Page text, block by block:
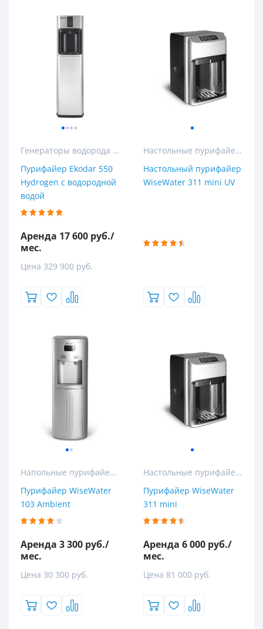
Генераторы водорода и пурифайеры с водородом
Пурифайер Ekodar 550
Hydrogen с водородной
водой
Аренда 17 600 руб./
мес.
Цена 329 900 руб.
Настольные пурифайеры
Настольный пурифайер
WiseWater 311 mini UV
Напольные пурифайеры
Пурифайер WiseWater
103 Ambient
Аренда 3 300 руб./
мес.
Цена 30 300 руб.
Настольные пурифайеры
Пурифайер WiseWater
311 mini
Аренда 6 000 руб./
мес.
Цена 81 000 руб.